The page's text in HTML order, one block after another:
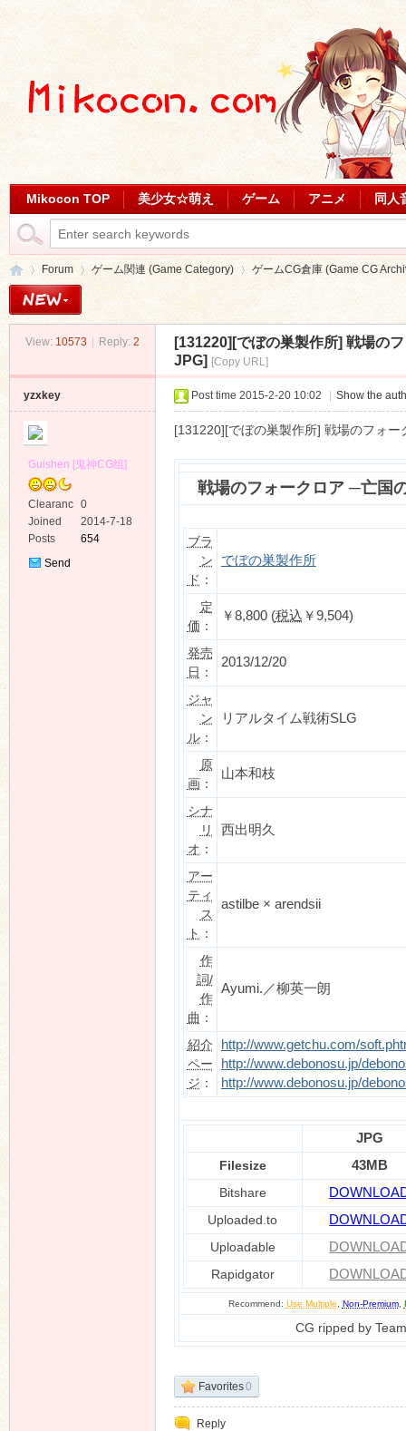
Mikocon TOP 美少女☆萌え ゲーム アニメ 同人
»
Forum
›
ゲーム関連 (Game Category)
›
ゲームCG倉庫 (Game CG
View: 10573 Reply: 2
[131220][でぼの巣製作所] 戦場の
JPG] [Copy URL]
yzxkey
Guishen [鬼神CG组]
Clearanc
e
0
Joined
2014-7-18
Posts
654
Send
Post time 2015-2-20 10:02 Show the
[131220][でぼの巣製作所] 戦場のフォ
戦場のフォークロア ─亡国
ブラ
ン
ド ：
でぼの巣製作所
定
価 ：
￥8,800 (税込 ￥9,504)
発売
日 ：
2013/12/20
ジャ
ン
ル：
リアルタイム戦術SLG
原
画：
山本和枝
シナ
リ
オ ：
西出明久
アー
ティ
ス
ト ：
astilbe × arendsii
作
詞/
作
曲 ：
Ayumi.／柳英一朗
紹介
ペー
ジ ：
http://www.getchu.com/
http://www.debonosu.jp/
http://www.debonosu.jp/
JPG
Filesize
43MB
Bitshare
Uploaded.to
Uploadable
Rapidgator
Recommend: Use Multiple Non-Premium,
CG ripped by
Favorites0
Reply